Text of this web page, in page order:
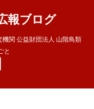
報ブログ
関 公益財団法人 山階鳥類
と
ツ